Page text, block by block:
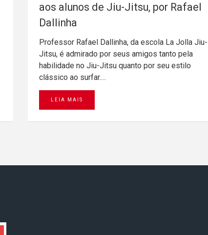
aos alunos de Jiu-Jitsu, por Rafael
Dallinha
Professor Rafael Dallinha, da escola La Jolla Jiu-
Jitsu, é admirado por seus amigos tanto pela
habilidade no Jiu-Jitsu quanto por seu estilo
clássico ao surfar.…
LEIA MAIS